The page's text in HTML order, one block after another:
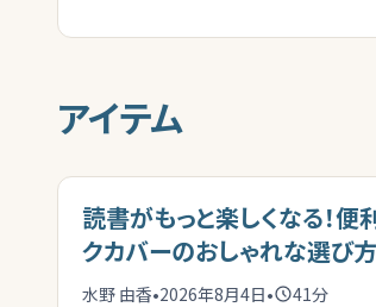
アイテム
読書がもっと楽しくなる！便
クカバーのおしゃれな選び方
水野 由香•2026年8月4日• 41分